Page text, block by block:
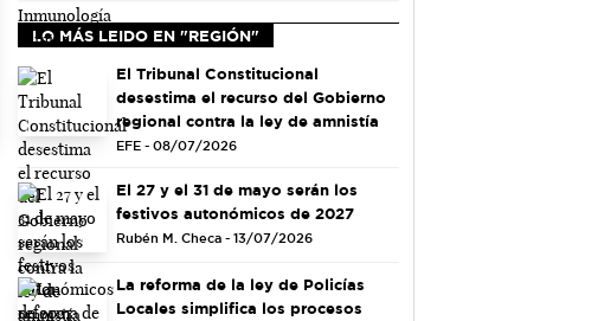
LO MÁS LEIDO EN "REGIÓN"
El Tribunal Constitucional
desestima el recurso del Gobierno
regional contra la ley de amnistía
EFE - 08/07/2026
El 27 y el 31 de mayo serán los
festivos autonómicos de 2027
Rubén M. Checa - 13/07/2026
La reforma de la ley de Policías
Locales simplifica los procesos